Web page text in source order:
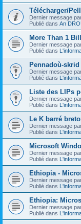
Télécharger/
Dernier message
Publié dans An
More Than 1
Dernier message
Publié dans
Pennadoù-
Dernier message
Publié dans
Liste des LIPs
Dernier message
Publié dans
Le K barré
Dernier message
Publié dans
Microsoft
Dernier message
Publié dans
Ethiopia -
Dernier message
Publié dans
Ethiopia:
Dernier message
Publié dans